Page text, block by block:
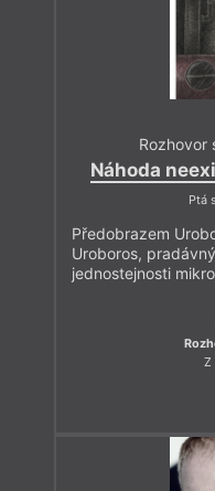
Rozhovor
Náhoda
Ptá
Předobrazem
Uroboros,
jednostejnosti
Z